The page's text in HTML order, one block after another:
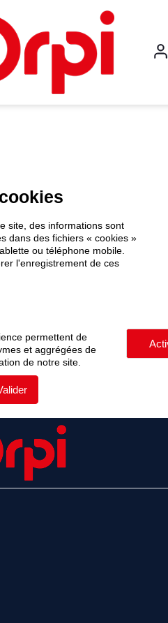
site, des informations sont
dans des fichiers « cookies »
ou téléphone mobile.
l'enregistrement de ces
permettent de
et aggrégées de
de notre site.